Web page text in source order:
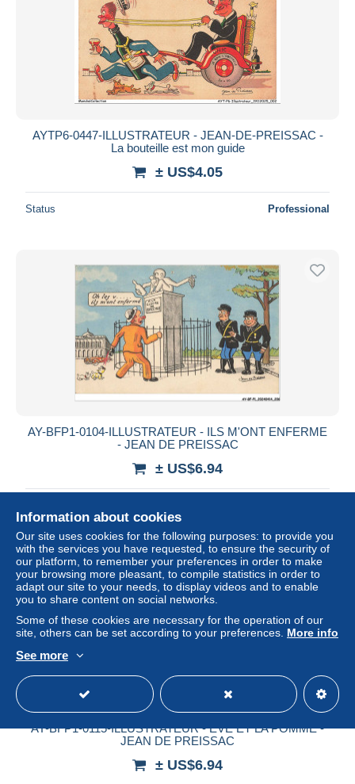
AYTP6-0447-ILLUSTRATEUR - JEAN-DE-PREISSAC -
La bouteille est mon guide
± US$4.05
Status Professional
AY-BFP1-0104-ILLUSTRATEUR - ILS M'ONT ENFERME
- JEAN DE PREISSAC
± US$6.94
AY-BFP1-0115-ILLUSTRATEUR - EVE ET LA POMME -
JEAN DE PREISSAC
± US$6.94
Information about cookies
Our site uses cookies for the following purposes: to provide you
with the services you have requested, to ensure the security of
our platform, to remember your preferences in order to make
your browsing more pleasant, to compile statistics in order to
adapt our site to your needs, to display videos and to enable
you to share content on social networks.
Some of these cookies are necessary for the operation of our
site, others can be set according to your preferences. More info
See more